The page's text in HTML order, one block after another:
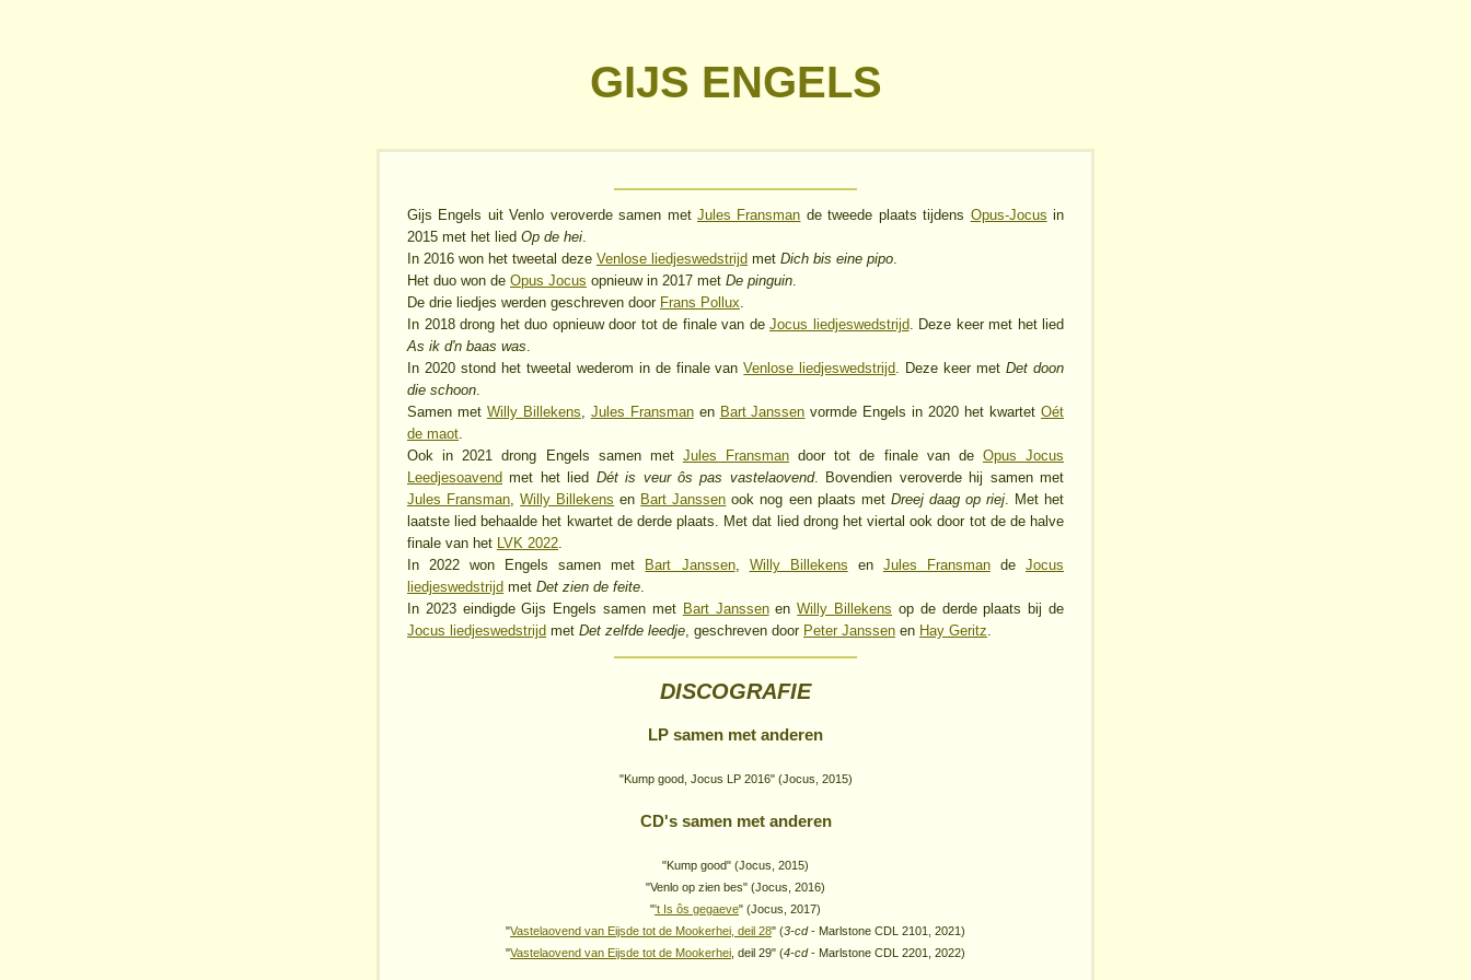
GIJS ENGELS
Gijs Engels uit Venlo veroverde samen met Jules Fransman de tweede plaats tijdens Opus-Jocus in
2015 met het lied Op de hei
In 2016 won het tweetal deze Venlose liedjeswedstrijd met Dich bis eine pipo
Het duo won de Opus Jocus opnieuw in 2017 met De pinguin
De drie liedjes werden geschreven door Frans Pollux
In 2018 drong het duo opnieuw door tot de finale van de Jocus liedjeswedstrijd . Deze keer met het lied
As ik d'n baas was
In 2020 stond het tweetal wederom in de finale vanVenlose liedjeswedstrijd . Deze keer metDet doon
die schoon
Samen met Willy Billekens Jules Fransmanen Bart Janssen vormde Engels in 2020 het kwartetOét
de maot
Ook in 2021 drong Engels samen met Jules Fransman door tot de finale van de Opus Jocus
Leedjesoavend met het lied Dét is veur ôs pas vastelaovend. Bovendien veroverde hij samen met
Jules Fransman ,Willy Billekens en Bart Janssen ook nog een plaats met Dreej daag op riej. Met het
laatste lied behaalde het kwartet de derde plaats. Met dat lied drong het viertal ook door tot de de halve
finale van het
LVK 2022
In 2022 won Engels samen met
Bart Janssen, Willy Billekens en Jules FransmandeJocus
liedjeswedstrijd met Det zien de feite
In 2023 eindigde Gijs Engels samen met Bart JanssenenWilly Billekens op de derde plaats bij de
Jocus liedjeswedstrijd met Det zelfde leedje , geschreven door Peter Janssen en Hay Geritz
DISCOGRAFIE
LP samen met anderen
"Kump good, Jocus LP 2016" (Jocus, 2015)
CD's samen met anderen
"Kump good" (Jocus, 2015)
"Venlo op zien bes" (Jocus, 2016)
"'t Is ôs gegaeve" (Jocus, 2017)
"Vastelaovend van Eijsde tot de Mookerhei, deil 28" (3-cd- Marlstone CDL 2101, 2021)
"Vastelaovend van Eijsde tot de Mookerhei , deil 29" (4-cd- Marlstone CDL 2201, 2022)